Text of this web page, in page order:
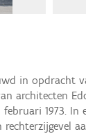
in opdracht
architecten
1973. In